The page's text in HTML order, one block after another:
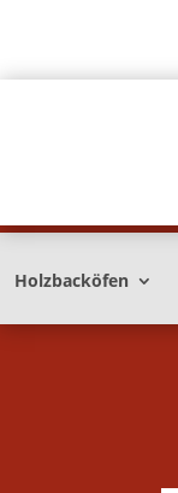
Holzbacköfen